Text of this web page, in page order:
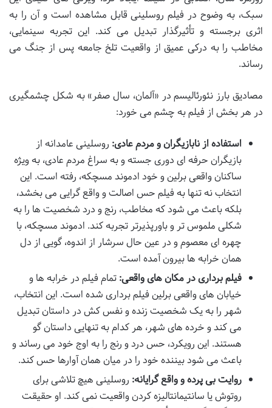
سبک، به وضوح در فیلم روسلینی قابل مشاهده است و آن را به
اثری برجسته و تأثیرگذار تبدیل می کند. این تجربه سینمایی،
مخاطب را به درکی عمیق از واقعیت تلخ جامعه پس از جنگ می
رساند.
مصادیق بارز نئورئالیسم در «آلمان، سال صفر» به شکل چشمگیری
در هر بخش از فیلم به چشم می خورد:
استفاده از نابازیگران و مردم عادی: روسلینی عامدانه از
بازیگران حرفه ای دوری جسته و به سراغ مردم عادی، به ویژه
ساکنان واقعی برلین و خود ادموند مسچکه، رفته است. این
انتخاب نه تنها به فیلم حس اصالت و واقع گرایی می بخشد،
بلکه باعث می شود که مخاطب، رنج و درد شخصیت ها را به
شکلی ملموس تر و باورپذیرتر تجربه کند. ادموند مسچکه، با
چهره ای معصوم و در عین حال سرشار از اندوه، گویی از دل
همان خرابه ها بیرون آمده است.
فیلم برداری در مکان های واقعی: تمام فیلم در خرابه ها و
خیابان های واقعی برلین فیلم برداری شده است. این انتخاب،
شهر را به یک شخصیت زنده و نفس کش در داستان تبدیل
می کند و خرده های شهر، هر کدام به تنهایی داستان گو
هستند. این رویکرد، حس درد و رنج را به اوج خود می رساند و
باعث می شود بیننده خود را در میان همان آوارها حس کند.
روایت بی پرده و واقع گرایانه: روسلینی هیچ تلاشی برای
روتوش یا سانتیمانتالیزه کردن واقعیت نمی کند. او حقیقت